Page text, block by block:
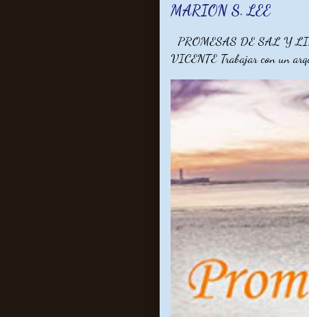
MARION S. LEE
PROMESAS DE SAL Y
VICENTE Trabajar con un